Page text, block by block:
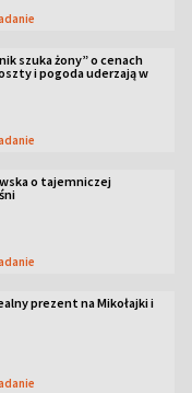
szuka żony” o cenach
i pogoda uderzają w
o tajemniczej
prezent na Mikołajki i